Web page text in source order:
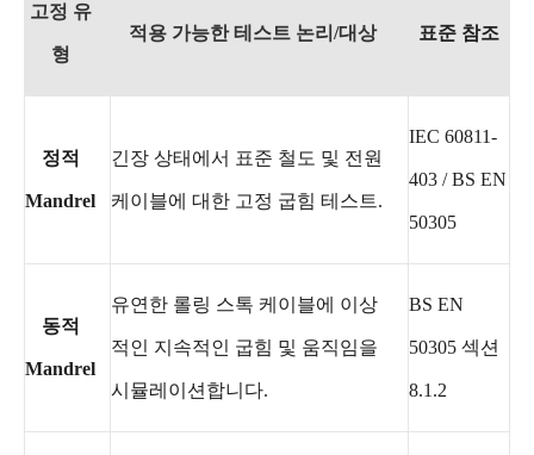
고정 유
형
적용 가능한 테스트 논리/대상 표준 참조
정적
Mandrel
긴장 상태에서 표준 철도 및 전원
케이블에 대한 고정 굽힘 테스트.
IEC 60811-
403 / BS EN
50305
동적
Mandrel
유연한 롤링 스톡 케이블에 이상
적인 지속적인 굽힘 및 움직임을
시뮬레이션합니다.
BS EN
50305 섹션
8.1.2